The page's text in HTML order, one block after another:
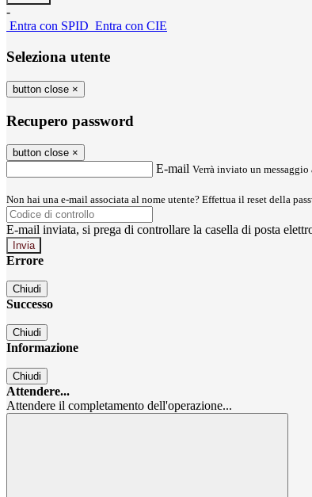
-
Entra con SPID Entra con CIE
Seleziona utente
button close ×
Recupero password
button close ×
E-mail Verrà inviato un
Non hai una e-mail associata al nome utente? Effettua il reset della
E-mail inviata, si prega di controllare la casella di posta
Errore
Chiudi
Successo
Chiudi
Informazione
Chiudi
Attendere...
Attendere il completamento dell'operazione...